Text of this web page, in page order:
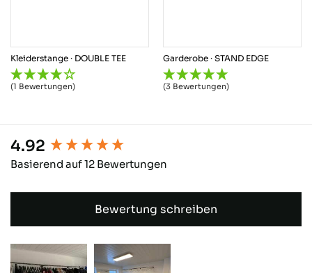
Kleiderstange · DOUBLE TEE
(1 Bewertungen)
Garderobe · STAND EDGE
(3 Bewertungen)
4.92
Basierend auf 12 Bewertungen
Bewertung schreiben